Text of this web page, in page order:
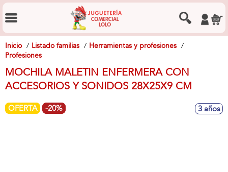
Inicio Listado familias
Herramientas y profesiones
Profesiones
MOCHILA MALETIN ENFERMERA CON
ACCESORIOS Y SONIDOS 28X25X9 CM
OFERTA -20% 3 años